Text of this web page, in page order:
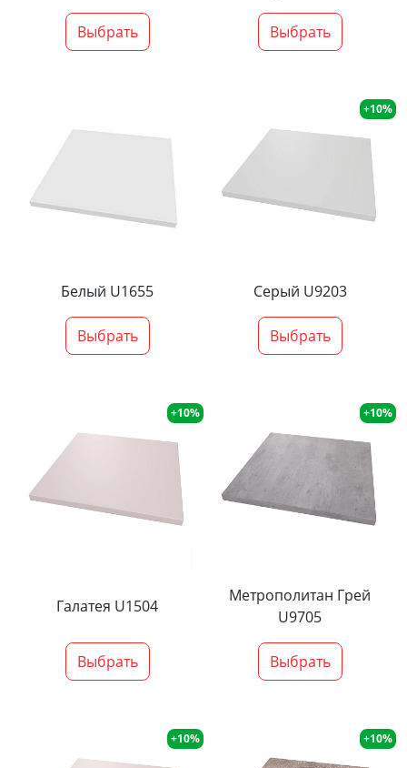
Выбрать Выбрать
Белый U1655
Выбрать
+10%
Серый U9203
Выбрать
+10%
Галатея U1504
Выбрать
+10%
Метрополитан Грей
U9705
Выбрать
+10% +10%